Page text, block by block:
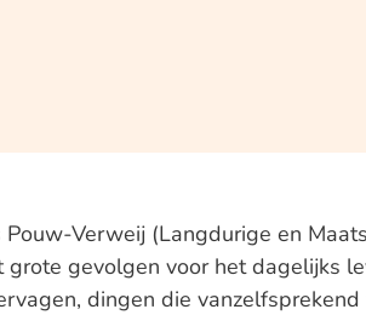
Pouw-Verweij (Langdurige en
grote gevolgen voor het dagelijks
dingen die